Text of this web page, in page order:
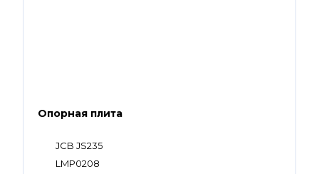
Опорная плита
JCB JS235
LMP0208